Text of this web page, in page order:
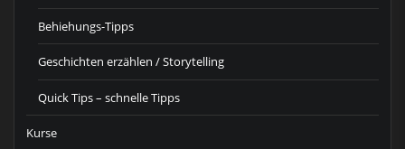
Behiehungs-Tipps
Geschichten erzählen / Storytelling
Quick Tips – schnelle Tipps
Kurse